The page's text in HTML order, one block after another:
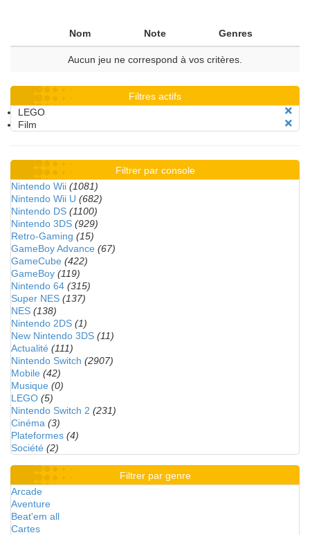
Nom Note Genres
Aucun jeu ne correspond à vos critères.
Filtres actifs
LEGO
Film
Filtrer par console
Nintendo Wii (1081)
Nintendo Wii U (682)
Nintendo DS (1100)
Nintendo 3DS (929)
Retro-Gaming (15)
GameBoy Advance (67)
GameCube (422)
GameBoy (119)
Nintendo 64 (315)
Super NES (137)
NES (138)
Nintendo 2DS (1)
New Nintendo 3DS (11)
Actualité (111)
Nintendo Switch (2907)
Mobile (42)
Musique (0)
LEGO (5)
Nintendo Switch 2 (231)
Cinéma (3)
Plateformes (4)
Société (2)
Filtrer par genre
Arcade
Aventure
Beat'em all
Cartes